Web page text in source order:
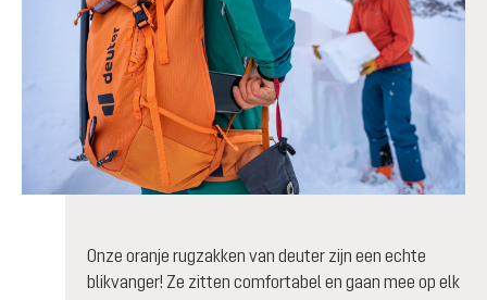
Onze oranje rugzakken van deuter zijn een echte
blikvanger! Ze zitten comfortabel en gaan mee op elk